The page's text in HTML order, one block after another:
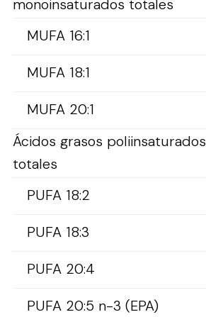
monoinsaturados totales
MUFA 16:1
MUFA 18:1
MUFA 20:1
Ácidos grasos poliinsaturados
totales
PUFA 18:2
PUFA 18:3
PUFA 20:4
PUFA 20:5 n-3 (EPA)